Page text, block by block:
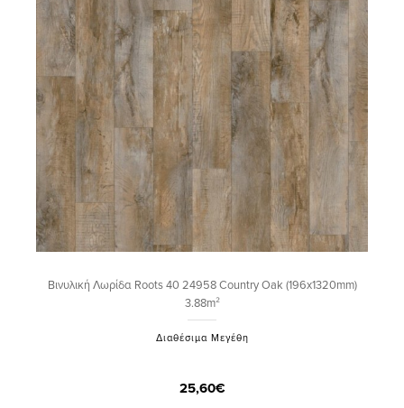
Βινυλική Λωρίδα Roots 40 24958 Country Oak (196x1320mm)
3.88m²
Διαθέσιμα Μεγέθη
25,60€